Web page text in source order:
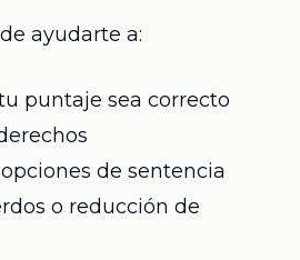
ayudarte a:
puntaje sea correcto
de sentencia
o reducción de